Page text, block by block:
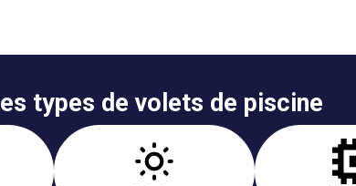
types de volets de piscine